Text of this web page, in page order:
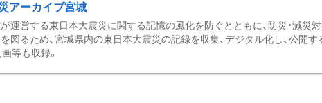
アーカイブ宮城
運営する東日本大震災に関する記憶の風化を防ぐとともに、防災・減災
図るため、宮城県内の東日本大震災の記録を収集、デジタル化し、公開
等も収録。